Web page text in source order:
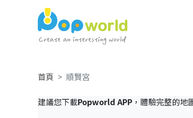
首頁 順賢宮
建議您下載Popworld APP，體驗完整的地